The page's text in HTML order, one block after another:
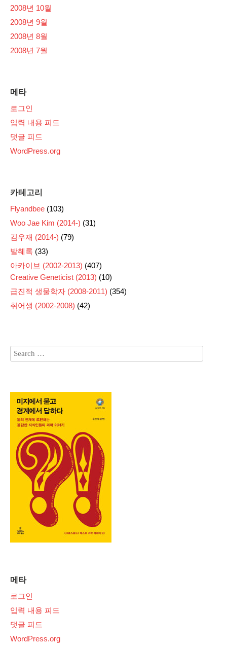
2008년 10월
2008년 9월
2008년 8월
2008년 7월
메타
로그인
입력 내용 피드
댓글 피드
WordPress.org
카테고리
Flyandbee (103)
Woo Jae Kim (2014-) (31)
김우재 (2014-) (79)
발췌록 (33)
아카이브 (2002-2013) (407)
Creative Geneticist (2013) (10)
급진적 생물학자 (2008-2011) (354)
취어생 (2002-2008) (42)
메타
로그인
입력 내용 피드
댓글 피드
WordPress.org